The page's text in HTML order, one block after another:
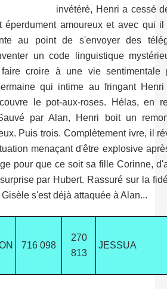
invétéré, Henri a cessé
éperdument amoureux et avec qui
au point de s'envoyer des
un code linguistique
croire à une vie sentimentale
qui intime au fringant
le pot-aux-roses. Hélas, en
par Alan, Henri boit un
Puis trois. Complètement ivre, il
menaçant d'être explosive
pour que ce soit sa fille Corinne,
par Hubert. Rassuré sur la
s'est déjà attaquée à Alan...
716 098
270
813
JESSUA